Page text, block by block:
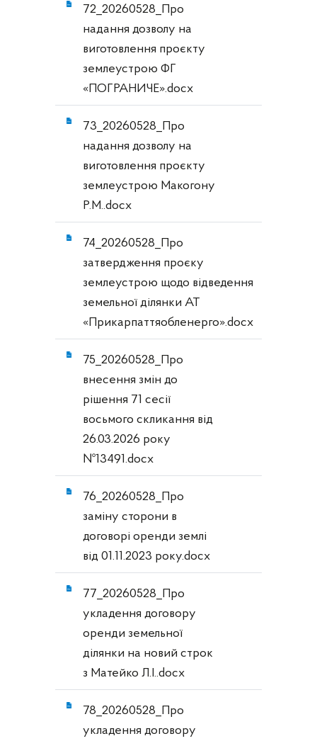
72_20260528_Про
надання дозволу на
виготовлення проєкту
землеустрою ФГ
«ПОГРАНИЧЕ».docx
73_20260528_Про
надання дозволу на
виготовлення проєкту
землеустрою Макогону
Р.М..docx
74_20260528_Про
затвердження проєку
землеустрою щодо відведення
земельної ділянки АТ
«Прикарпаттяобленерго».docx
75_20260528_Про
внесення змін до
рішення 71 сесії
восьмого скликання від
26.03.2026 року
№13491.docx
76_20260528_Про
заміну сторони в
договорі оренди землі
від 01.11.2023 року.docx
77_20260528_Про
укладення договору
оренди земельної
ділянки на новий строк
з Матейко Л.І..docx
78_20260528_Про
укладення договору